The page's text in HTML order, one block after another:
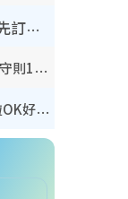
人夫集團｜Klook套票/優先訂票/公開發售搶飛攻略！附票價.購票連結.場地座位表
啟德體育園入場懶人包︱場地守則12違禁品不可進場准帶細水樽但全場禁樽蓋！應援牌有限制！
唱K推介2026︱全港13大卡啦OK好去處！最平$36起 日文K都有！(附地址+收費詳情)